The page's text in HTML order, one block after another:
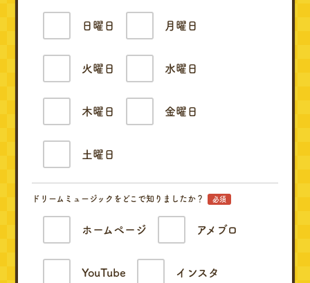
日曜日 月曜日
火曜日 水曜日
木曜日 金曜日
土曜日
ドリームミュージックをどこで知りましたか？ 必須
ホームページ アメブロ
YouTube インスタ